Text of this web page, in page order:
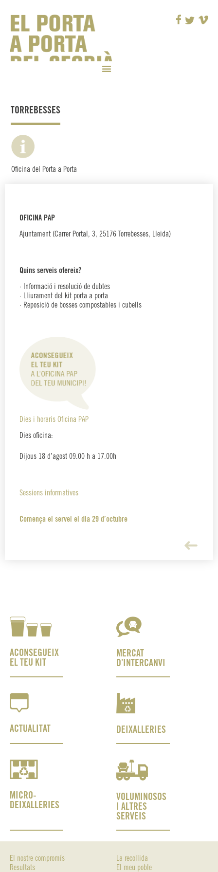
TORREBESSES
Oficina del Porta a Porta
OFICINA PAP
Ajuntament (Carrer Portal, 3, 25176 Torrebesses, Lleida)
Quins serveis ofereix?
· Informació i resolució de dubtes
· Lliurament del kit porta a porta
· Reposició de bosses compostables i cubells
Dies i horaris Oficina PAP
Dies oficina:
Dijous 18 d’agost 09.00 h a 17.00h
Sessions informatives
Comença el servei el dia 29 d’octubre
ACONSEGUEIX
EL TEU KIT
MERCAT
D’INTERCANVI
ACTUALITAT DEIXALLERIES
MICRO-
DEIXALLERIES
VOLUMINOSOS
I ALTRES
SERVEIS
El nostre compromís
Resultats
La recollida
El meu poble